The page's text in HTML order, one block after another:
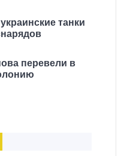
танки
перевели в